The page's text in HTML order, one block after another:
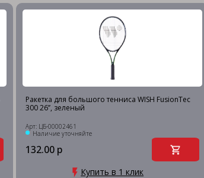
Ракетка для большого тенниса WISH FusionTec
300 26’’, зеленый
Арт: ЦБ-00002461
Наличие уточняйте
132.00 р
Купить в 1 клик